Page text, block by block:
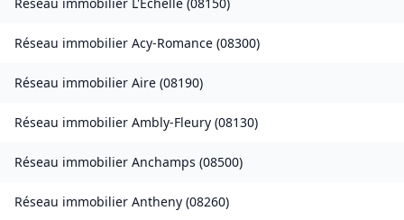
Réseau immobilier L'Échelle (08150)
Réseau immobilier Acy-Romance (08300)
Réseau immobilier Aire (08190)
Réseau immobilier Ambly-Fleury (08130)
Réseau immobilier Anchamps (08500)
Réseau immobilier Antheny (08260)